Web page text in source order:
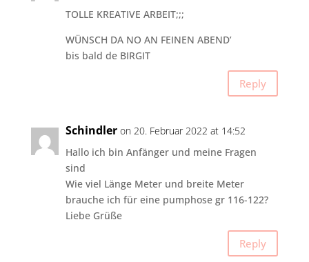
TOLLE KREATIVE ARBEIT;;;
WÜNSCH DA NO AN FEINEN ABEND’
bis bald de BIRGIT
Reply
Schindler on 20. Februar 2022 at 14:52
Hallo ich bin Anfänger und meine Fragen
sind
Wie viel Länge Meter und breite Meter
brauche ich für eine pumphose gr 116-122?
Liebe Grüße
Reply